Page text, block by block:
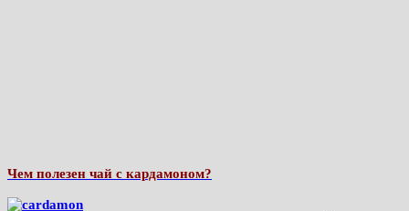
Чем полезен чай с кардамоном?